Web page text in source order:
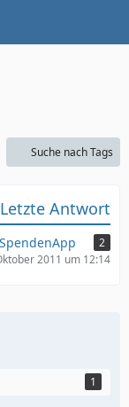
Suche nach Tags
Letzte Antwort
2
2011 um 12:14
1